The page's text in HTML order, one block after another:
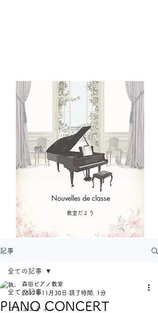
Nouvelles de classe
​教室だより
記事
全ての記事
コミュニティ
全ての記事
PIANO CONCERT
森田ピアノ教室
2017年11月30日 読了時間: 1分